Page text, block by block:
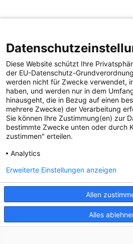
Diese Website schützt Ihre
der EU-Datenschutz-
werden nicht für Zwecke verwendet,
haben, und werden nur in dem
hinausgeht, die in Bezug auf einen
mehrere Zwecke) der Verarbeitung
Sie können Ihre Zustimmung(en) zur
bestimmte Zwecke unten oder durch
zustimmen" erteilen.
Analytics
Allen
Alles
Erweiterte Einstellungen anzeigen